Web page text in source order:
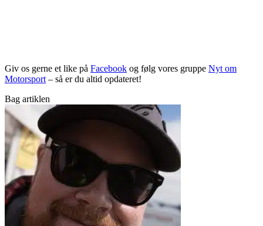
Giv os gerne et like på Facebook og følg vores gruppe Nyt om
Motorsport – så er du altid opdateret!
Bag artiklen